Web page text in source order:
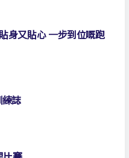
貼身又貼心 一步到位嘅跑
誌